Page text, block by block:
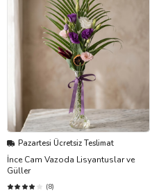
Pazartesi Ücretsiz Teslimat
İnce Cam Vazoda Lisyantuslar ve
Güller
(8)